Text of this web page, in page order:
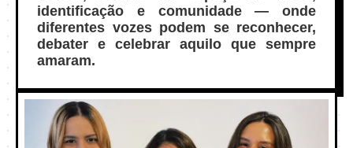
identificação e comunidade — onde
diferentes vozes podem se reconhecer,
debater e celebrar aquilo que sempre
amaram.